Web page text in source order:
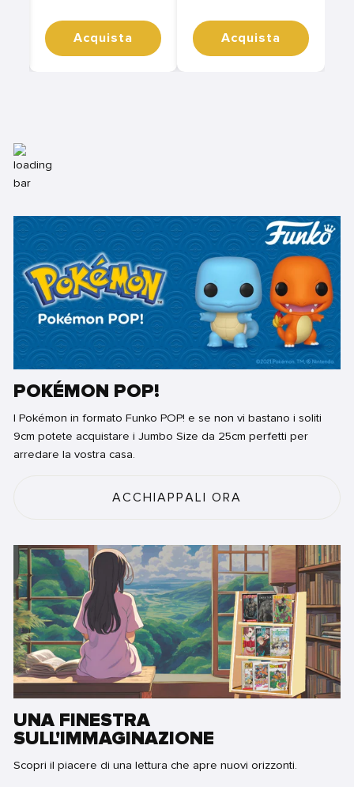
Acquista Acquista
POKÉMON POP!
I Pokémon in formato Funko POP! e se non vi bastano i soliti
9cm potete acquistare i Jumbo Size da 25cm perfetti per
arredare la vostra casa.
ACCHIAPPALI ORA
UNA FINESTRA
SULL'IMMAGINAZIONE
Scopri il piacere di una lettura che apre nuovi orizzonti.